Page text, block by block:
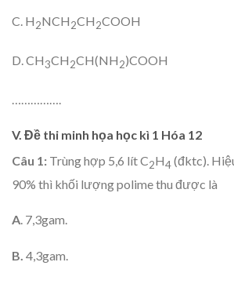
C. H2NCH2CH2COOH
D. CH3CH2CH(NH2)COOH
V. Đề thi minh họa học kì 1 Hóa 12
Câu 1: Trùng hợp 5,6 lít C2H4(đktc).
90% thì khối lượng polime thu được là
A. 7,3gam.
B. 4,3gam.